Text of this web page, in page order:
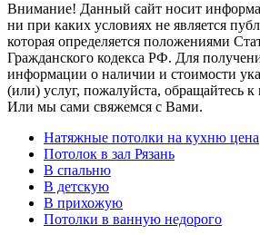
Внимание! Данный сайт носит
ни при каких условиях не является
которая определяется положениями
Гражданского кодекса РФ. Для
информации о наличии и стоимости
(или) услуг, пожалуйста, обращайтесь
Или мы сами свяжемся с Вами.
Натяжные потолки на кухню цена
Потолок в зал Рязань
В спальню
В детскую
В прихожую
Потолки в ванную недорого